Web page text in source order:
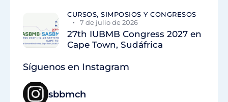
CURSOS, SIMPOSIOS Y CONGRESOS
7 de julio de 2026
27th IUBMB Congress 2027 en
Cape Town, Sudáfrica
Síguenos en Instagram
sbbmch